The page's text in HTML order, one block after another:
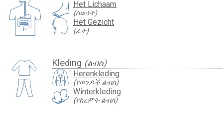
Het Lichaam
(ሰውነት)
Het Gezicht
(ፊት)
Kleding (ልብስ)
Herenkleding
(የወንዶች ልብስ)
Winterkleding
(የክረምት ልብስ)